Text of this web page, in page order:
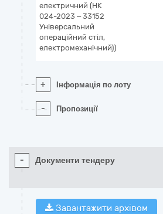
електричний (НК
024-2023 – 33152
Універсальний
операційний стіл,
електромеханічний))
+ Інформація по лоту
- Пропозиції
- Документи тендеру
Завантажити архівом